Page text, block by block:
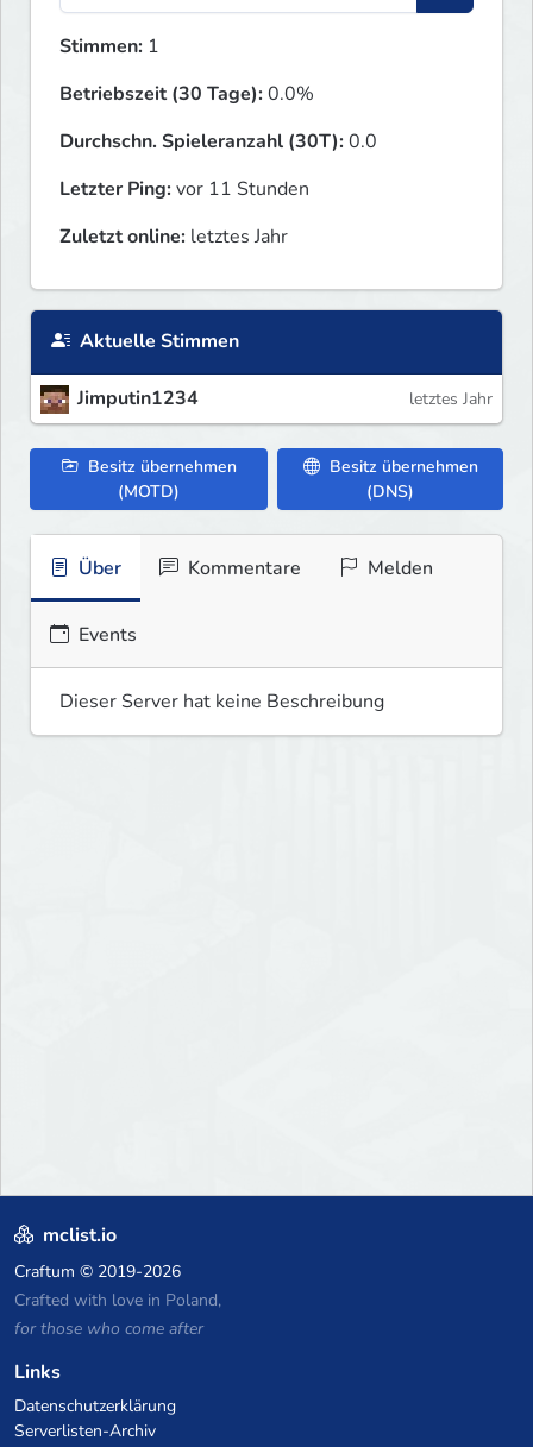
Stimmen: 1
Betriebszeit (30 Tage):0.0%
Durchschn. Spieleranzahl (30T):0.0
Letzter Ping:vor 11 Stunden
Zuletzt online: letztes Jahr
Aktuelle Stimmen
Jimputin1234 letztes Jahr
Besitz übernehmen
(MOTD)
Besitz übernehmen
(DNS)
Über Kommentare Melden
Events
Dieser Server hat keine Beschreibung
mclist.io
Craftum © 2019-2026
Crafted with love in Poland,
for those who come after
Links
Datenschutzerklärung
Serverlisten-Archiv